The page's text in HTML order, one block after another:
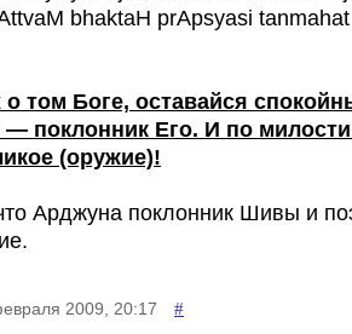
bhaktaH prApsyasi
том Боге, оставайся
поклонник Его. И по
(оружие)!
Арджуна поклонник Шивы и
2009, 20:17 #